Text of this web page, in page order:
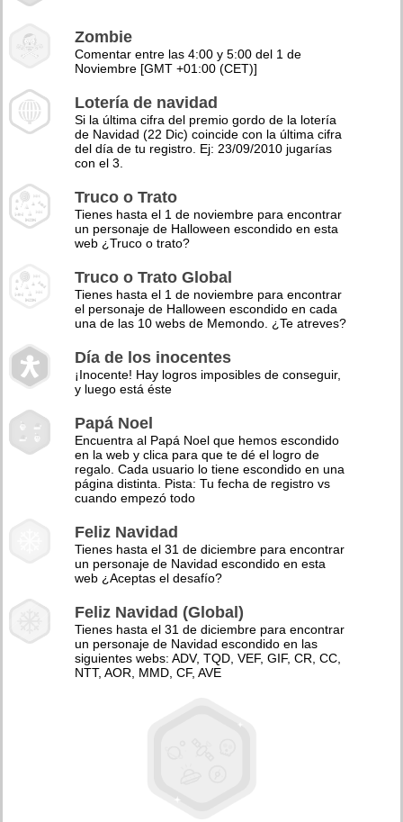
Zombie
Comentar entre las 4:00 y 5:00 del 1 de
Noviembre [GMT +01:00 (CET)]
Lotería de navidad
Si la última cifra del premio gordo de la lotería
de Navidad (22 Dic) coincide con la última cifra
del día de tu registro. Ej: 23/09/2010 jugarías
con el 3.
Truco o Trato
Tienes hasta el 1 de noviembre para encontrar
un personaje de Halloween escondido en esta
web ¿Truco o trato?
Truco o Trato Global
Tienes hasta el 1 de noviembre para encontrar
el personaje de Halloween escondido en cada
una de las 10 webs de Memondo. ¿Te atreves?
Día de los inocentes
¡Inocente! Hay logros imposibles de conseguir,
y luego está éste
Papá Noel
Encuentra al Papá Noel que hemos escondido
en la web y clica para que te dé el logro de
regalo. Cada usuario lo tiene escondido en una
página distinta. Pista: Tu fecha de registro vs
cuando empezó todo
Feliz Navidad
Tienes hasta el 31 de diciembre para encontrar
un personaje de Navidad escondido en esta
web ¿Aceptas el desafío?
Feliz Navidad (Global)
Tienes hasta el 31 de diciembre para encontrar
un personaje de Navidad escondido en las
siguientes webs: ADV, TQD, VEF, GIF, CR, CC,
NTT, AOR, MMD, CF, AVE